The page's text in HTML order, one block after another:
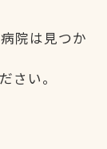
院は見つか
さい。